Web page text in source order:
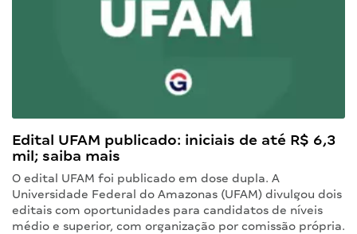
Edital UFAM publicado: iniciais de até R$ 6,3
mil; saiba mais
O edital UFAM foi publicado em dose dupla. A
Universidade Federal do Amazonas (UFAM) divulgou dois
editais com oportunidades para candidatos de níveis
médio e superior, com organização por comissão própria.